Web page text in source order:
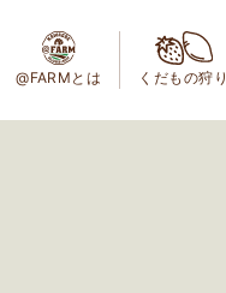
@FARMとは くだもの狩り